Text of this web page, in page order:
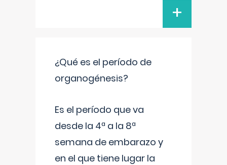
+
¿Qué es el período de
organogénesis?
Es el período que va
desde la 4ª a la 8ª
semana de embarazo y
en el que tiene lugar la